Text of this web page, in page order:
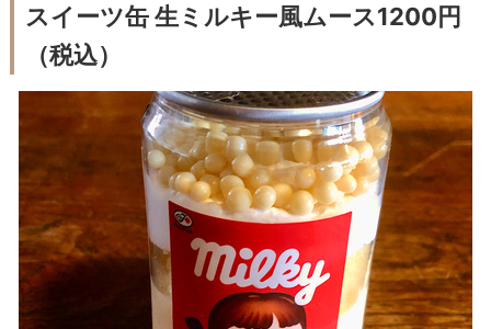
スイーツ缶 生ミルキー風ムース1200円
（税込）